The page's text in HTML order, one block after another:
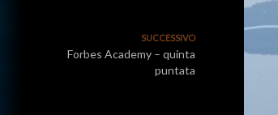
SUCCESSIVO
Forbes Academy – quinta
puntata